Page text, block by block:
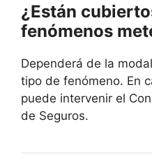
¿Están
fenómenos
Dependerá de la
tipo de fenómeno. En
puede intervenir el
de Seguros.